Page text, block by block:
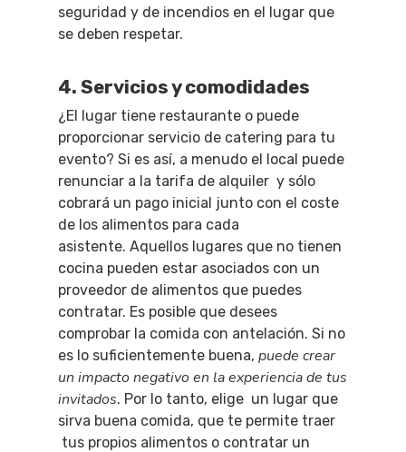
seguridad y de incendios en el lugar que
se deben respetar.
4. Servicios y comodidades
¿El lugar tiene restaurante o puede
proporcionar servicio de catering para tu
evento? Si es así, a menudo el local puede
renunciar a la tarifa de alquiler y sólo
cobrará un pago inicial junto con el coste
de los alimentos para cada
asistente. Aquellos lugares que no tienen
cocina pueden estar asociados con un
proveedor de alimentos que puedes
contratar. Es posible que desees
comprobar la comida con antelación. Si no
es lo suficientemente buena, puede crear
un impacto negativo en la experiencia de tus
invitados. Por lo tanto, elige un lugar que
sirva buena comida, que te permite traer
tus propios alimentos o contratar un
QUÉ HACER
Planes
GASTRO